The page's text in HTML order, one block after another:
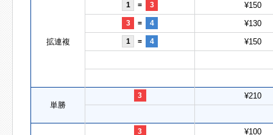
拡連複
1 = 3 ¥150
3 = 4 ¥130
1 = 4 ¥150
単勝
3 ¥210
3 ¥100